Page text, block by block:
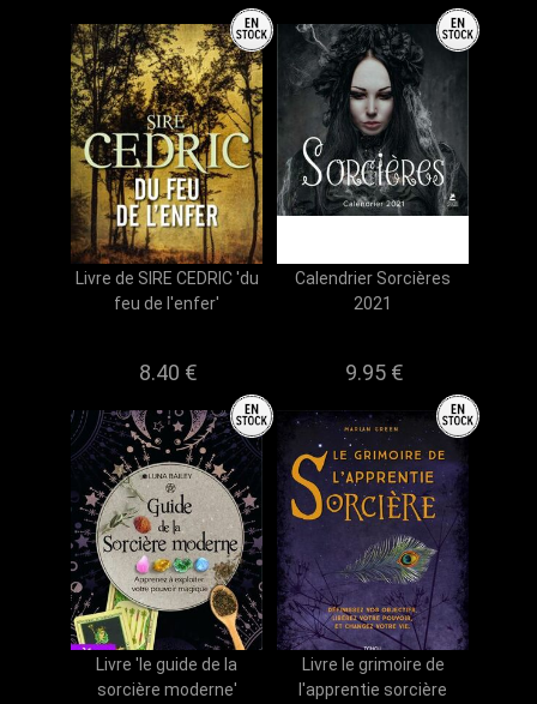
Livre de SIRE CEDRIC 'du
feu de l'enfer'
8.40 €
Calendrier Sorcières
2021
9.95 €
Livre 'le guide de la
sorcière moderne'
Livre le grimoire de
l'apprentie sorcière